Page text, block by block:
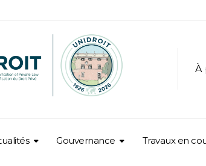
À
Gouvernance Travaux en